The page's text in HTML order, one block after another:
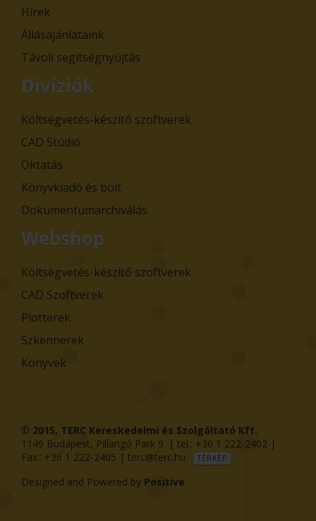
Hírek
Állásajánlataink
Távoli segítségnyújtás
Divíziók
Költségvetés-készítő szoftverek
CAD Stúdió
Oktatás
Könyvkiadó és bolt
Dokumentumarchiválás
Webshop
Költségvetés-készítő szoftverek
CAD Szoftverek
Plotterek
Szkennerek
Könyvek
© 2015, TERC Kereskedelmi és Szolgáltató Kft.
1149 Budapest, Pillangó Park 9. | tel.: +36 1 222-2402 |
Fax.: +36 1 222-2405 | terc@terc.hu TÉRKÉP
Designed and Powered by Positive